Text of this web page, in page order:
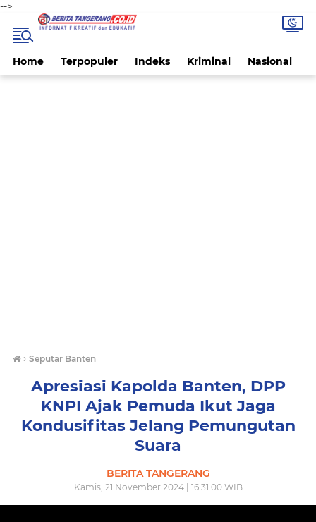
-->
Home Terpopuler Indeks Kriminal Nasional
› Seputar Banten
Apresiasi Kapolda Banten, DPP
KNPI Ajak Pemuda Ikut Jaga
Kondusifitas Jelang Pemungutan
Suara
BERITA TANGERANG
Kamis, 21 November 2024 | 16.31.00 WIB